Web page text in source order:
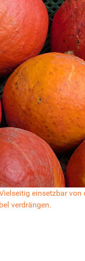
einsetzbar
verdrängen.